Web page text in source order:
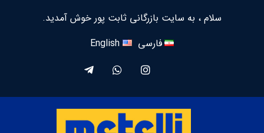
سلام ، به سایت بازرگانی ثابت پور خوش آمدید.
فارسی
English